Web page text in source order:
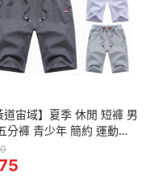
道宙域】夏季 休閒 短褲 男
分褲 青少年 簡約 運動褲
男褲 沙灘褲 棉褲 男裝